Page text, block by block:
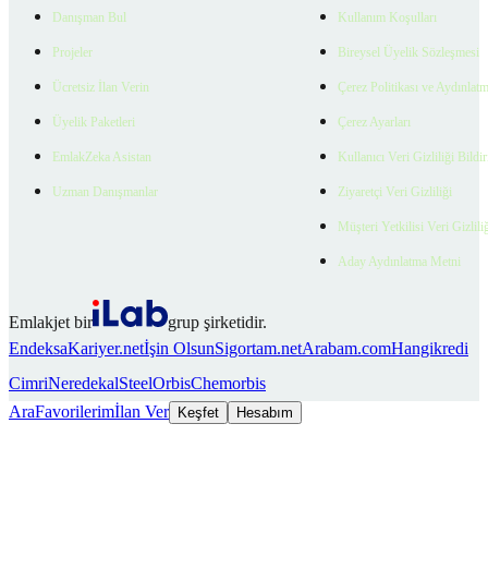
Danışman Bul
Projeler
Ücretsiz İlan Verin
Üyelik Paketleri
EmlakZeka Asistan
Uzman Danışmanlar
Kullanım Koşulları
Bireysel Üyelik Sözleşmesi
Çerez Politikası ve
Çerez Ayarları
Kullanıcı Veri Gizliliği
Ziyaretçi Veri Gizliliği
Müşteri Yetkilisi Veri
Aday Aydınlatma Metni
Emlakjet bir
grup şirketidir.
EndeksaKariyer.netİşin OlsunSigortam.netArabam.comHangikredi
CimriNeredekalSteelOrbisChemorbis
AraFavorilerimİlan Ver Keşfet Hesabım